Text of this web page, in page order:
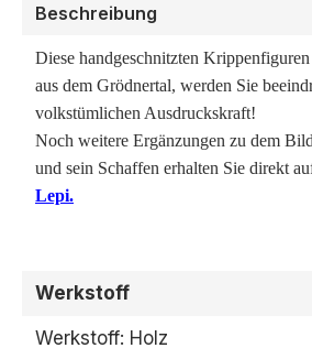
Beschreibung
Diese handgeschnitzten
aus dem Grödnertal, werden Sie
volkstümlichen Ausdruckskraft!
Noch weitere Ergänzungen zu dem
und sein Schaffen erhalten Sie direkt
Lepi.
Werkstoff
Werkstoff: Holz